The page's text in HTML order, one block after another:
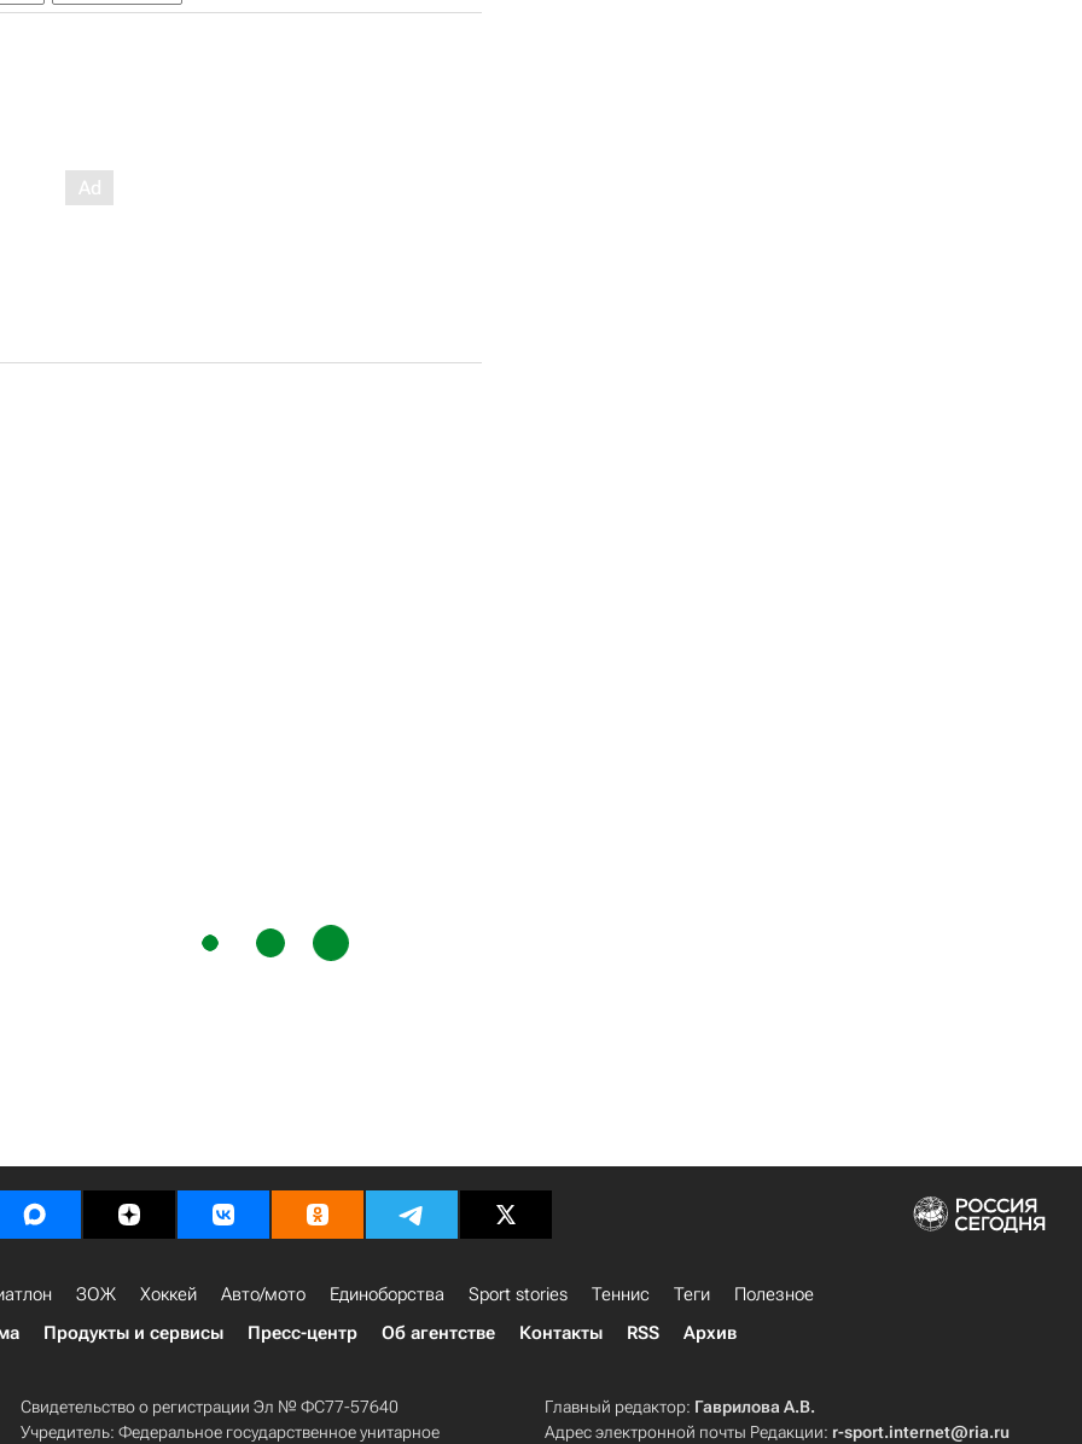
ЗОЖ Хоккей Авто/мото Единоборства Sport stories Теннис Теги
Полезное
Продукты и сервисы Пресс-центр Об агентстве Контакты RSS Архив
Свидетельство о регистрации Эл № ФС77-57640
Учредитель: Федеральное государственное унитарное
Главный редактор: Гаврилова А.В.
Адрес электронной почты Редакции: r-sport.internet@ria.ru